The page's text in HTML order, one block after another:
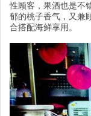
性顾客，果酒也是不
郁的桃子香气，又兼
合搭配海鲜享用。